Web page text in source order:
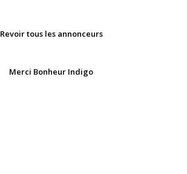
Revoir tous les annonceurs
Merci Bonheur Indigo